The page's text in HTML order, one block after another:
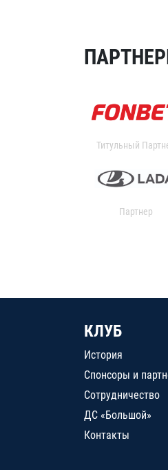
Титульный
Партнер
КЛУБ
История
Спонсоры и
Сотрудничество
ДС «Большой»
Контакты